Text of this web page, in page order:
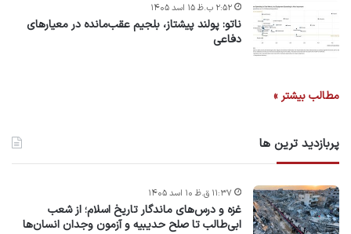
ناتو: پولند پیشتاز، بلجیم عقب‌مانده در معیارهای
دفاعی
۲:۵۲ ب.ظ ۱۵ اسد ۱۴۰۵
مطالب بیشتر »
پربازدید ترین ها
غزه و درس‌های ماندگار تاریخ اسلام؛ از شعب
ابی‌طالب تا صلح حدیبیه و آزمون وجدان انسان‌ها
۱۱:۳۷ ق.ظ ۱۰ اسد ۱۴۰۵